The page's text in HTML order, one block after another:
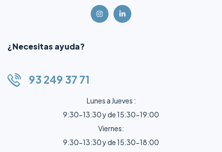
¿Necesitas ayuda?
93 249 37 71
Lunes a Jueves :
9:30-13:30 y de 15:30-19:00
Viernes:
9:30-13:30 y de 15:30-18:00